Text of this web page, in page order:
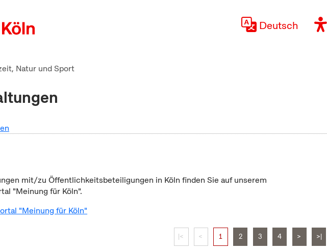
Deutsch
Natur und Sport
mit/zu Öffentlichkeitsbeteiligungen in Köln finden Sie auf unserem
"Meinung für Köln".
"Meinung für Köln"
|< < 1 2 3 4 > >|